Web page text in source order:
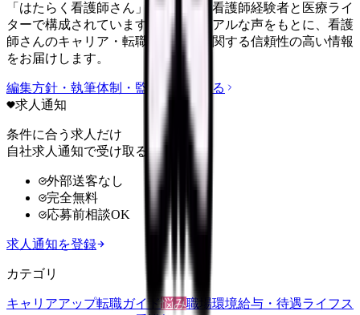
「はたらく看護師さん」編集部は、看護師経験者と医療ライ
ターで構成されています。現場のリアルな声をもとに、看護
師さんのキャリア・転職・働き方に関する信頼性の高い情報
をお届けします。
編集方針・執筆体制・監修体制を見る
求人通知
条件に合う求人だけ
自社求人通知で受け取る
外部送客なし
完全無料
応募前相談OK
求人通知を登録
カテゴリ
キャリアアップ転職ガイド悩み職場環境給与・待遇ライフス